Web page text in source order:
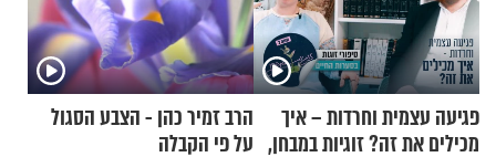
פגיעה עצמית וחרדות – איך
מכילים את זה? זוגיות במבחן,
הרב זמיר כהן - הצבע הסגול
על פי הקבלה